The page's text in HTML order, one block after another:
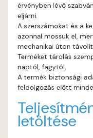
érvényben lévő
eljárni.
A szerszámokat és a
azonnal mossuk el,
mechanikai úton
Terméket tárolás
naptól, fagytól.
A termék biztonsági
feldolgozás előtt
letöltése